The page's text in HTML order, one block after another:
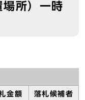
所）一時
金額
落札候補者